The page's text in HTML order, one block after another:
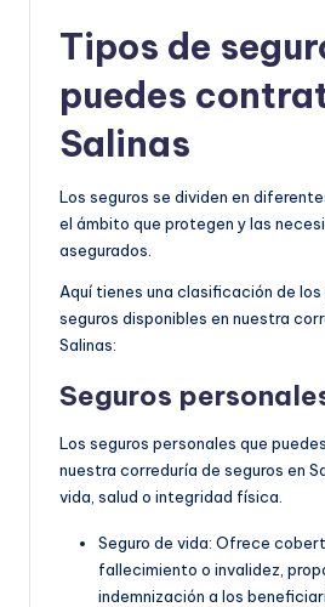
Tipos de
puedes
Salinas
Los seguros se dividen en
el ámbito que protegen y las
asegurados.
Aquí tienes una clasificación de
seguros disponibles en nuestra
Salinas:
Seguros
Los seguros personales que
nuestra correduría de seguros en
vida, salud o integridad física.
Seguro de vida: Ofrece
fallecimiento o invalidez,
indemnización a los